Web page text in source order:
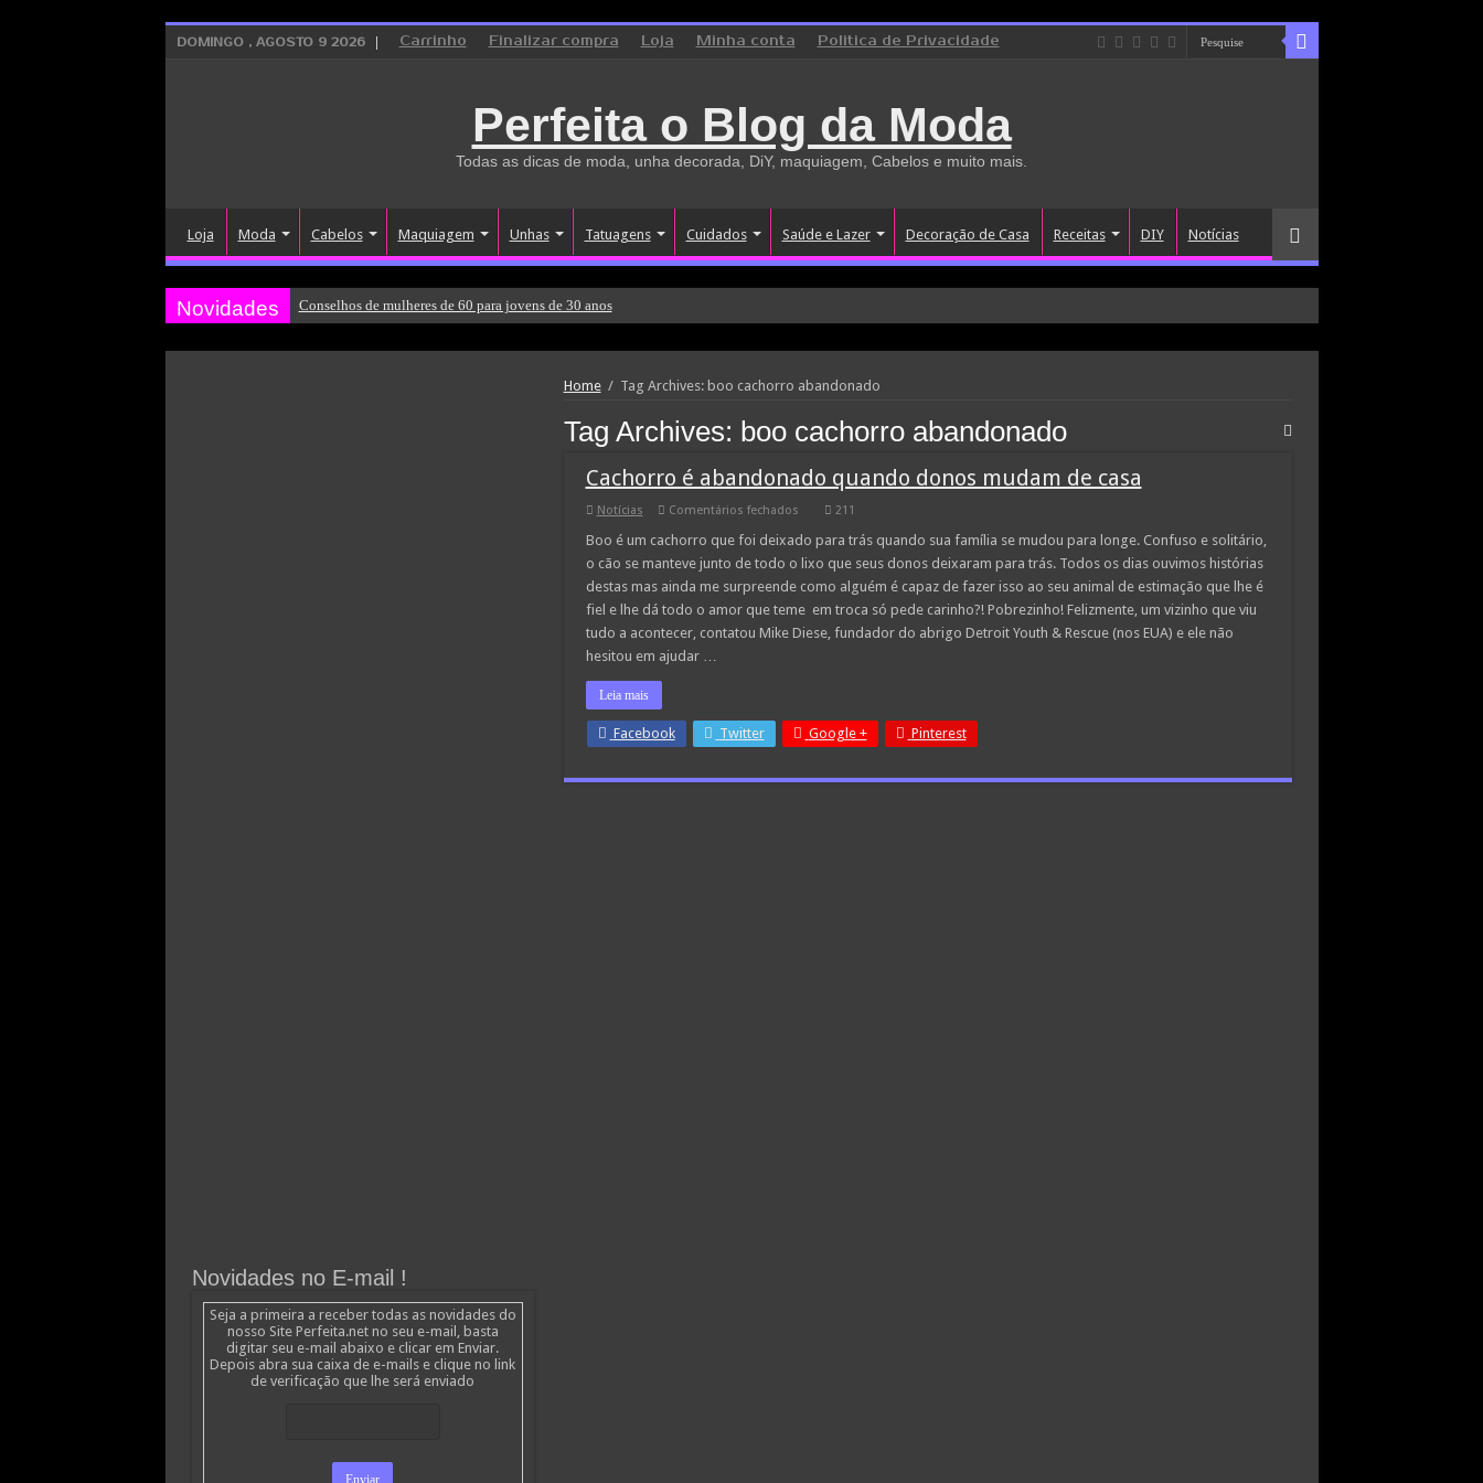
DOMINGO , AGOSTO 9 2026 Carrinho Finalizar compra Loja Minha conta Politica de Privacidade
Perfeita o Blog da Moda
Todas as dicas de moda, unha decorada, DiY, maquiagem, Cabelos e muito mais.
Loja Moda Cabelos Maquiagem Unhas Tatuagens Cuidados Saúde e Lazer Decoração de Casa Receitas DIY Notícias
Novidades Conselhos de mulheres de 60 para jovens de 30 anos
Home / Tag Archives: boo cachorro abandonado
Tag Archives: boo cachorro abandonado
Cachorro é abandonado quando donos mudam de casa
Notícias Comentários fechadosem
é
abandonado
quando
donos
mudam
de
casa
211
Boo é um cachorro que foi deixado para trás quando sua família se mudou para longe. Confuso e solitário,
o cão se manteve junto de todo o lixo que seus donos deixaram para trás. Todos os dias ouvimos histórias
destas mas ainda me surpreende como alguém é capaz de fazer isso ao seu animal de estimação que lhe é
fiel e lhe dá todo o amor que teme em troca só pede carinho?! Pobrezinho! Felizmente, um vizinho que viu
tudo a acontecer, contatou Mike Diese, fundador do abrigo Detroit Youth & Rescue (nos EUA) e ele não
hesitou em ajudar …
Leia mais
Facebook Twitter Google + Pinterest
Novidades no E-mail !
Seja a primeira a receber todas as novidades do
nosso Site Perfeita.net no seu e-mail, basta
digitar seu e-mail abaixo e clicar em Enviar.
Depois abra sua caixa de e-mails e clique no link
de verificação que lhe será enviado